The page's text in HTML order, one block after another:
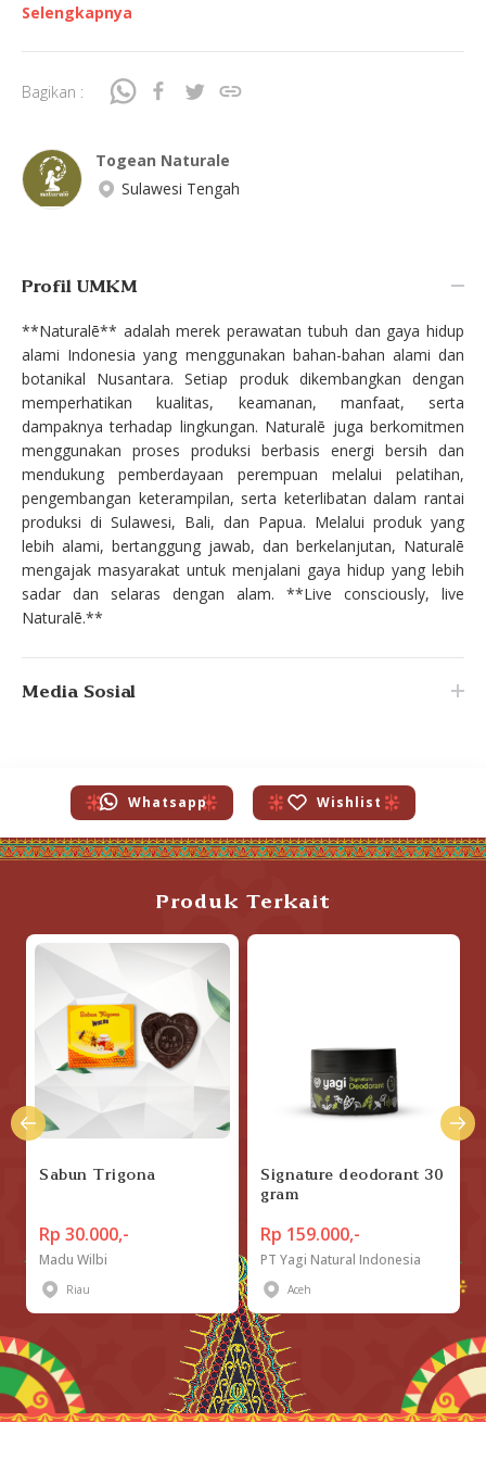
Selengkapnya
Bagikan :
Togean Naturale
Sulawesi Tengah
Profil UMKM
**Naturalē** adalah merek perawatan tubuh dan gaya hidup
alami Indonesia yang menggunakan bahan-bahan alami dan
botanikal Nusantara. Setiap produk dikembangkan dengan
memperhatikan kualitas, keamanan, manfaat, serta
dampaknya terhadap lingkungan. Naturalē juga berkomitmen
menggunakan proses produksi berbasis energi bersih dan
mendukung pemberdayaan perempuan melalui pelatihan,
pengembangan keterampilan, serta keterlibatan dalam rantai
produksi di Sulawesi, Bali, dan Papua. Melalui produk yang
lebih alami, bertanggung jawab, dan berkelanjutan, Naturalē
mengajak masyarakat untuk menjalani gaya hidup yang lebih
sadar dan selaras dengan alam. **Live consciously, live
Naturalē.**
Media Sosial
Whatsapp Wishlist
Produk Terkait
Sabun Trigona
Rp 30.000,-
Madu Wilbi
Riau
Signature deodorant 30
gram
Rp 159.000,-
PT Yagi Natural Indonesia
Aceh